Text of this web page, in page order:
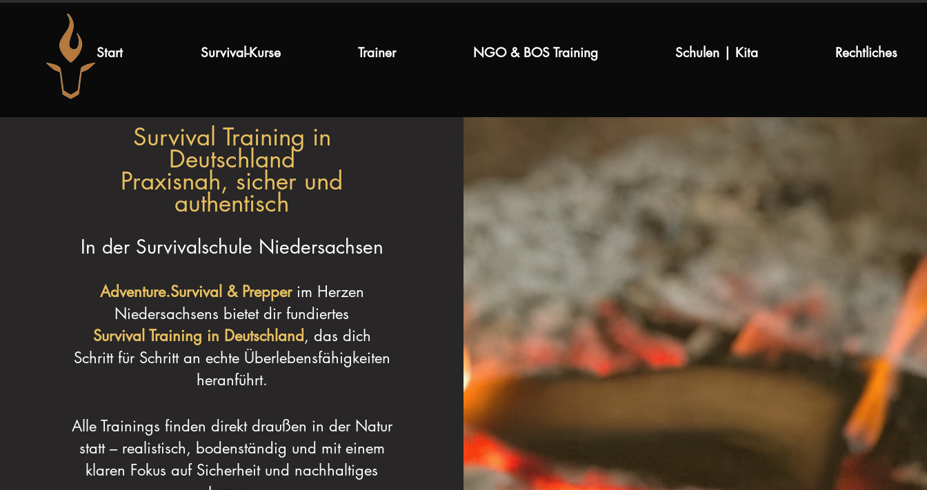
Start Survival-Kurse Trainer NGO & BOS Training Schulen | Kita Rechtliches
Survival Training in
Deutschland
Praxisnah, sicher und
authentisch
In der Survivalschule Niedersachsen
Adventure.Survival & Prepperim Herzen
Niedersachsens bietet dir fundiertes
Survival Training in Deutschland, das dich
Schritt für Schritt an echte Überlebensfähigkeiten
heranführt.
Alle Trainings finden direkt draußen in der Natur
statt – realistisch, bodenständig und mit einem
klaren Fokus auf Sicherheit und nachhaltiges